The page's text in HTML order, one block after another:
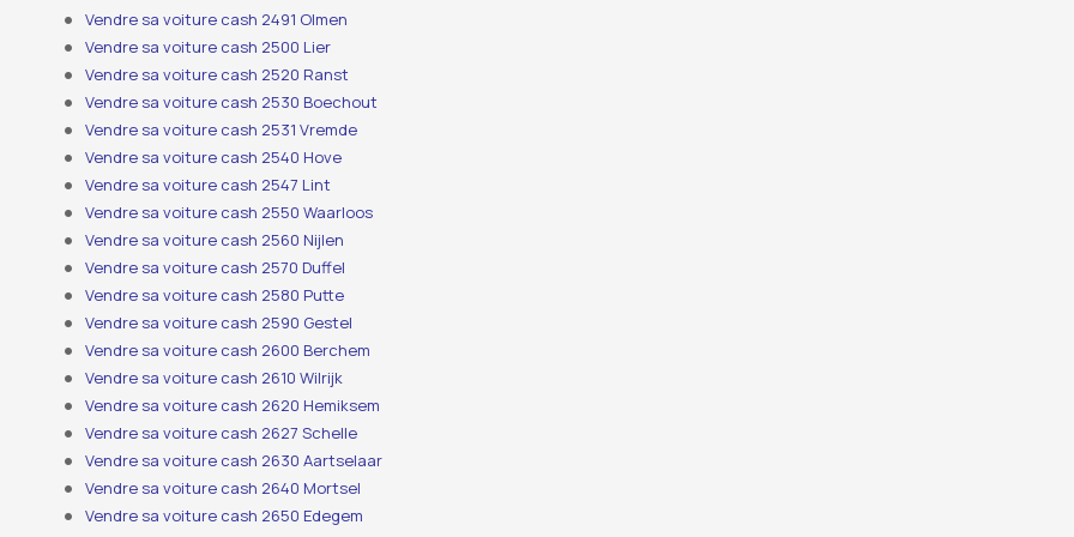
Vendre sa voiture cash 2491 Olmen
Vendre sa voiture cash 2500 Lier
Vendre sa voiture cash 2520 Ranst
Vendre sa voiture cash 2530 Boechout
Vendre sa voiture cash 2531 Vremde
Vendre sa voiture cash 2540 Hove
Vendre sa voiture cash 2547 Lint
Vendre sa voiture cash 2550 Waarloos
Vendre sa voiture cash 2560 Nijlen
Vendre sa voiture cash 2570 Duffel
Vendre sa voiture cash 2580 Putte
Vendre sa voiture cash 2590 Gestel
Vendre sa voiture cash 2600 Berchem
Vendre sa voiture cash 2610 Wilrijk
Vendre sa voiture cash 2620 Hemiksem
Vendre sa voiture cash 2627 Schelle
Vendre sa voiture cash 2630 Aartselaar
Vendre sa voiture cash 2640 Mortsel
Vendre sa voiture cash 2650 Edegem